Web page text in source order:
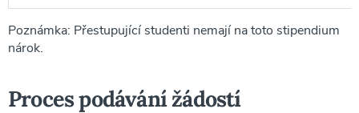
Poznámka: Přestupující studenti nemají na toto stipendium
nárok.
Proces podávání žádostí